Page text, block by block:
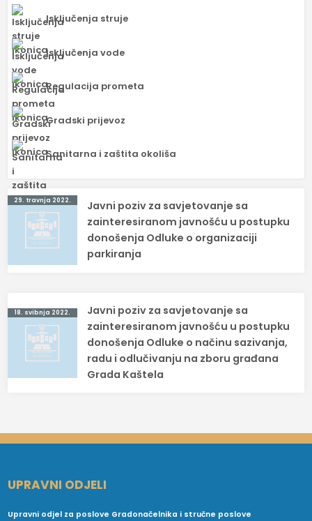
Isključenja struje
Isključenja vode
Regulacija prometa
Gradski prijevoz
Sanitarna i zaštita okoliša
Navigacija
objava
29. travnja 2022.
Javni poziv za savjetovanje sa
zainteresiranom javnošću u postupku
donošenja Odluke o organizaciji
parkiranja
18. svibnja 2022.
Javni poziv za savjetovanje sa
zainteresiranom javnošću u postupku
donošenja Odluke o načinu sazivanja,
radu i odlučivanju na zboru građana
Grada Kaštela
UPRAVNI ODJELI
Upravni odjel za poslove Gradonačelnika i stručne poslove